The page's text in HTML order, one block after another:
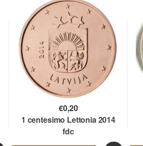
€0,20
1 centesimo Lettonia 2014
fdc